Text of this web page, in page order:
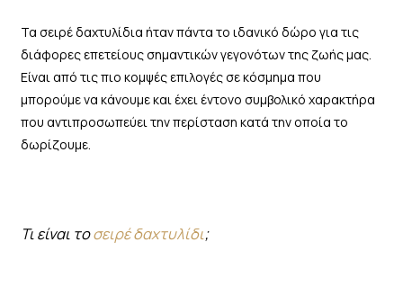
Τα σειρέ δαχτυλίδια ήταν πάντα το ιδανικό δώρο για τις
διάφορες επετείους σημαντικών γεγονότων της ζωής μας.
Είναι από τις πιο κομψές επιλογές σε κόσμημα που
μπορούμε να κάνουμε και έχει έντονο συμβολικό χαρακτήρα
που αντιπροσωπεύει την περίσταση κατά την οποία το
δωρίζουμε.
Τι είναι τοσειρέ δαχτυλίδι;